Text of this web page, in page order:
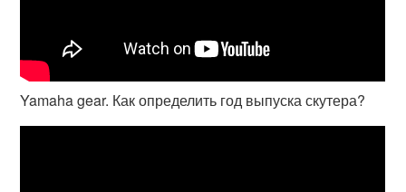
Yamaha gear. Как определить год выпуска скутера?